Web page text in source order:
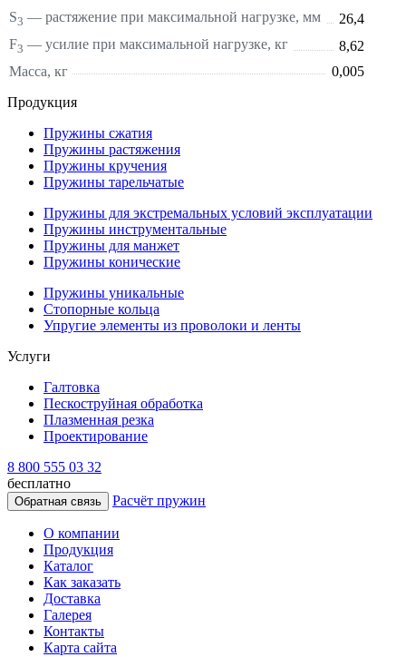
S3 — растяжение при максимальной нагрузке, мм
26,4
F3 — усилие при максимальной нагрузке, кг
8,62
Масса, кг
0,005
Продукция
Пружины сжатия
Пружины растяжения
Пружины кручения
Пружины тарельчатые
Пружины для экстремальных условий эксплуатации
Пружины инструментальные
Пружины для манжет
Пружины конические
Пружины уникальные
Стопорные кольца
Упругие элементы из проволоки и ленты
Услуги
Галтовка
Пескоструйная обработка
Плазменная резка
Проектирование
8 800 555 03 32
бесплатно
Обратная связь Расчёт пружин
О компании
Продукция
Каталог
Как заказать
Доставка
Галерея
Контакты
Карта сайта